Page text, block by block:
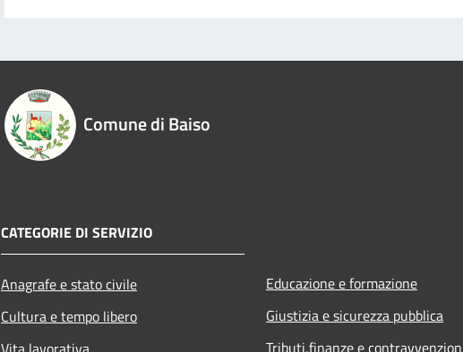
Comune di Baiso
CATEGORIE DI SERVIZIO
Anagrafe e stato civile
Cultura e tempo libero
Educazione e formazione
Giustizia e sicurezza pubblica
Tributi,finanze e